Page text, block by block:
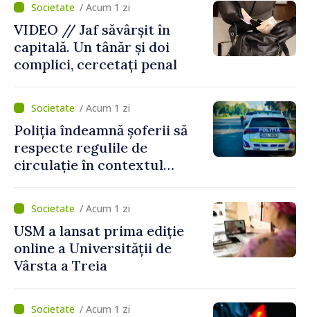
/ Acum 1 zi
VIDEO // Jaf săvârșit în
capitală. Un tânăr și doi
complici, cercetați penal
/ Acum 1 zi
Poliția îndeamnă șoferii să
respecte regulile de
circulație în contextul
perioada concediilor
/ Acum 1 zi
USM a lansat prima ediție
online a Universității de
Vârsta a Treia
/ Acum 1 zi